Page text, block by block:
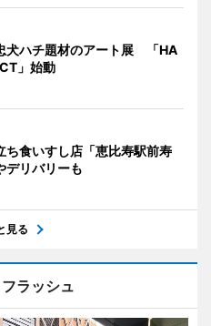
犬ハチ題材のアート展 「HA
」始動
ち食いすし店「恵比寿駅前寿
リバリーも
見る
ラッシュ